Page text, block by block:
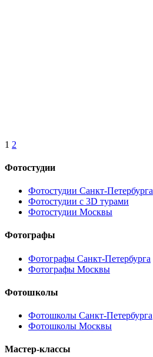
1 2
Фотостудии
Фотостудии Санкт-Петербурга
Фотостудии с 3D турами
Фотостудии Москвы
Фотографы
Фотографы Санкт-Петербурга
Фотографы Москвы
Фотошколы
Фотошколы Санкт-Петербурга
Фотошколы Москвы
Мастер-классы